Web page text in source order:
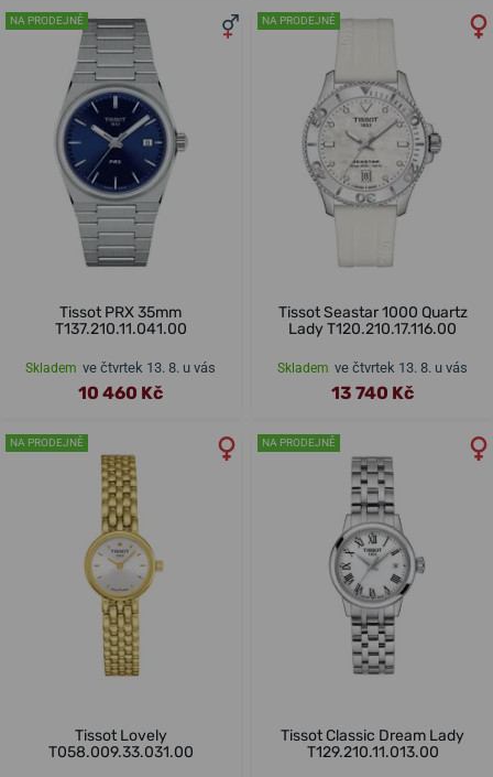
NA PRODEJNĚ
Tissot PRX 35mm
T137.210.11.041.00
Skladem ve čtvrtek 13. 8. u vás
10 460 Kč
NA PRODEJNĚ
Tissot Seastar 1000 Quartz
Lady T120.210.17.116.00
Skladem ve čtvrtek 13. 8. u vás
13 740 Kč
NA PRODEJNĚ
Tissot Lovely
T058.009.33.031.00
NA PRODEJNĚ
Tissot Classic Dream Lady
T129.210.11.013.00